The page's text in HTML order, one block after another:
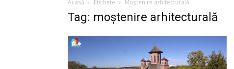
Acasă Etichete Moștenire arhitecturală
Tag: moștenire arhitecturală